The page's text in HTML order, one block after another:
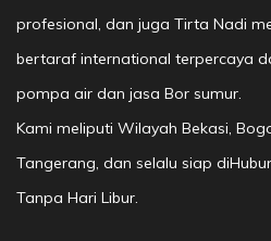
profesional, dan juga Tirta Nadi
bertaraf international terpercaya
pompa air dan jasa Bor sumur.
Kami meliputi Wilayah Bekasi,
Tangerang, dan selalu siap
Tanpa Hari Libur.